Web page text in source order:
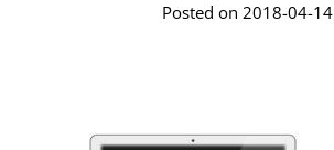
Posted on 2018-04-14